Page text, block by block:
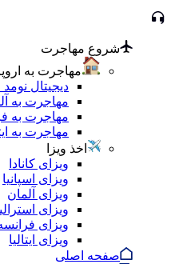
شروع مهاجرت
مهاجرت به
دیجیتال نومد
مهاجرت به
مهاجرت به
مهاجرت به
اخذ ویزا
ویزای کانادا
ویزای اسپانیا
ویزای آلمان
ویزای
ویزای
ویزای ایتالیا
صفحه اصلی